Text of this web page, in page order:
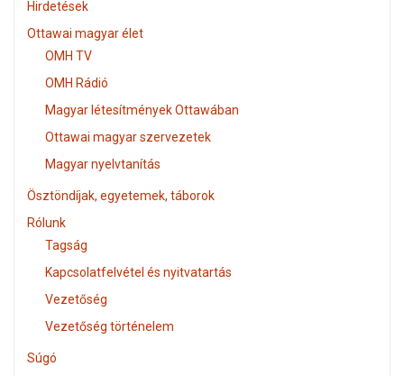
Hirdetések
Ottawai magyar élet
OMH TV
OMH Rádió
Magyar létesítmények Ottawában
Ottawai magyar szervezetek
Magyar nyelvtanítás
Ösztöndíjak, egyetemek, táborok
Rólunk
Tagság
Kapcsolatfelvétel és nyitvatartás
Vezetőség
Vezetőség történelem
Súgó